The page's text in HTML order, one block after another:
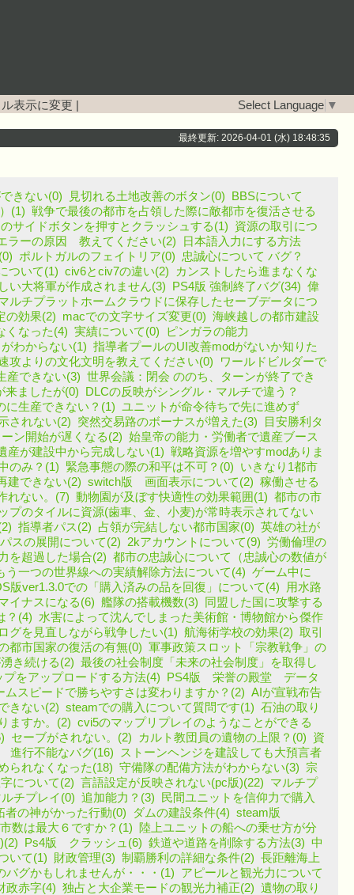
表示に変更 Select Language ▼
最終更新: 2026-04-01 (水) 18:48:35
きない(0) 見切れる土地改善のボタン(0)
BBSについて
(1) 戦争で最後の都市を占領した際に敵都市を復活させる
サイドボタンを押すとクラッシュする(1)
資源の取引につ
ラーの原因 教えてください(2)
日本語入力にする方法
ポルトガルのフェイトリア(0)
忠誠心について バグ？
ついて(1) civ6とciv7の違い(2)
カンストしたら進まなくな
い大将軍が作成されません(3)
PS4版 強制終了バグ(34) 偉
ルチプラットホームクラウドに保存したセーブデータにつ
の効果(2)
macでの文字サイズ変更(0) 海峡越しの都市建設
くなった(4) 実績について(0)
ピンガラの能力
わからない(1) 指導者プールのUI改善modがないか知りた
攻よりの文化文明を教えてください(0)
ワールドビルダーで
産できない(3) 世界会議：閉会 ののち、ターンが終了でき
来ましたが(0)
DLCの反映がシングル・マルチで違う？
に生産できない？(1) ユニットが命令待ちで先に進めず
されない(2)
突然交易路のボーナスが増えた(3)
目安勝利タ
ン開始が遅くなる(2) 始皇帝の能力・労働者で遺産ブース
産が建設中から完成しない(1) 戦略資源を増やすmodありま
のみ？(1)
緊急事態の際の和平は不可？(0)
いきなり1都市
建できない(2) switch版 画面表示について(2) 稼働させる
れない。(7) 動物園が及ぼす快適性の効果範囲(1) 都市の市
プのタイルに資源(歯車、金、小麦)が常時表示されてない
指導者パス(2) 占領が完結しない都市国家(0) 英雄の社が
スの展開について(2)
2kアカウントについて(9) 労働倫理の
を超過した場合(2) 都市の忠誠心について（忠誠心の数値が
う一つの世界線への実績解除方法について(4) ゲーム中に
版ver1.3.0での「購入済みの品を回復」について(4)
用水路
イナスになる(6) 艦隊の搭載機数(3)
同盟した国に攻撃する
？(4)
水害によって沈んでしまった美術館・博物館から傑作
グを見直しながら戦争したい(1) 航海術学校の効果(2) 取引
都市国家の復活の有無(0) 軍事政策スロット「宗教戦争」の
き続ける(2) 最後の社会制度「未来の社会制度」を取得し
をアップロードする方法(4)
PS4版 栄誉の殿堂 データ
ムスピードで勝ちやすさは変わりますか？(2) AIが宣戦布告
きない(2) steamでの購入について質問です(1) 石油の取り
ますか。(2) cvi5のマップリプレイのようなことができる
セーブがされない。(2) カルト教団員の遺物の上限？(0)
資
進行不能なバグ(16)
ストーンヘンジを建設しても大預言者
られなくなった(18) 守備隊の配備方法がわからない(3)
宗
について(2) 言語設定が反映されない(pc版)(22)
マルチプ
チプレイ(0) 追加能力？(3)
民間ユニットを信仰力で購入
者の神がかった行動(0)
ダムの建設条件(4) steam版
数は最大６ですか？(1)
陸上ユニットの船への乗せ方が分
Ps4版 クラッシュ(6) 鉄道や道路を削除する方法(3) 中
いて(1)
財政管理(3) 制覇勝利の詳細な条件(2) 長距離海上
バグかもしれませんが・・・(1)
アピールと観光力について
政赤字(4) 独占と大企業モードの観光力補正(2) 遺物の取り